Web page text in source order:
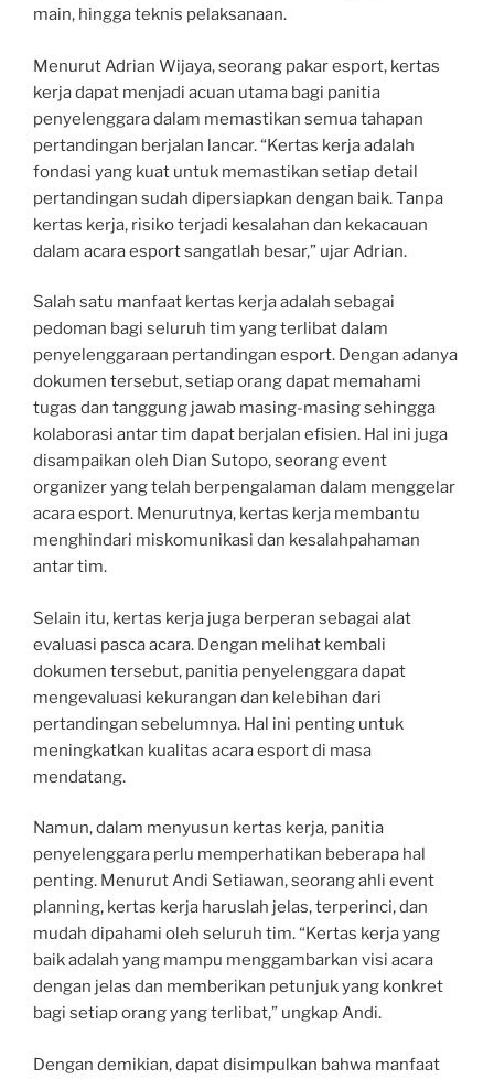
main, hingga teknis pelaksanaan.
Menurut Adrian Wijaya, seorang pakar esport, kertas
kerja dapat menjadi acuan utama bagi panitia
penyelenggara dalam memastikan semua tahapan
pertandingan berjalan lancar. “Kertas kerja adalah
fondasi yang kuat untuk memastikan setiap detail
pertandingan sudah dipersiapkan dengan baik. Tanpa
kertas kerja, risiko terjadi kesalahan dan kekacauan
dalam acara esport sangatlah besar,” ujar Adrian.
Salah satu manfaat kertas kerja adalah sebagai
pedoman bagi seluruh tim yang terlibat dalam
penyelenggaraan pertandingan esport. Dengan adanya
dokumen tersebut, setiap orang dapat memahami
tugas dan tanggung jawab masing-masing sehingga
kolaborasi antar tim dapat berjalan efisien. Hal ini juga
disampaikan oleh Dian Sutopo, seorang event
organizer yang telah berpengalaman dalam menggelar
acara esport. Menurutnya, kertas kerja membantu
menghindari miskomunikasi dan kesalahpahaman
antar tim.
Selain itu, kertas kerja juga berperan sebagai alat
evaluasi pasca acara. Dengan melihat kembali
dokumen tersebut, panitia penyelenggara dapat
mengevaluasi kekurangan dan kelebihan dari
pertandingan sebelumnya. Hal ini penting untuk
meningkatkan kualitas acara esport di masa
mendatang.
Namun, dalam menyusun kertas kerja, panitia
penyelenggara perlu memperhatikan beberapa hal
penting. Menurut Andi Setiawan, seorang ahli event
planning, kertas kerja haruslah jelas, terperinci, dan
mudah dipahami oleh seluruh tim. “Kertas kerja yang
baik adalah yang mampu menggambarkan visi acara
dengan jelas dan memberikan petunjuk yang konkret
bagi setiap orang yang terlibat,” ungkap Andi.
Dengan demikian, dapat disimpulkan bahwa manfaat